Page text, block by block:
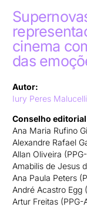
cinema
das
Autor:
Iury Peres Malucelli
Conselho editorial
Ana Maria Rufino
Alexandre Rafael
Allan Oliveira
Amabilis de Jesus
Ana Paula Peters
André Acastro Egg
Artur Freitas (PPG-